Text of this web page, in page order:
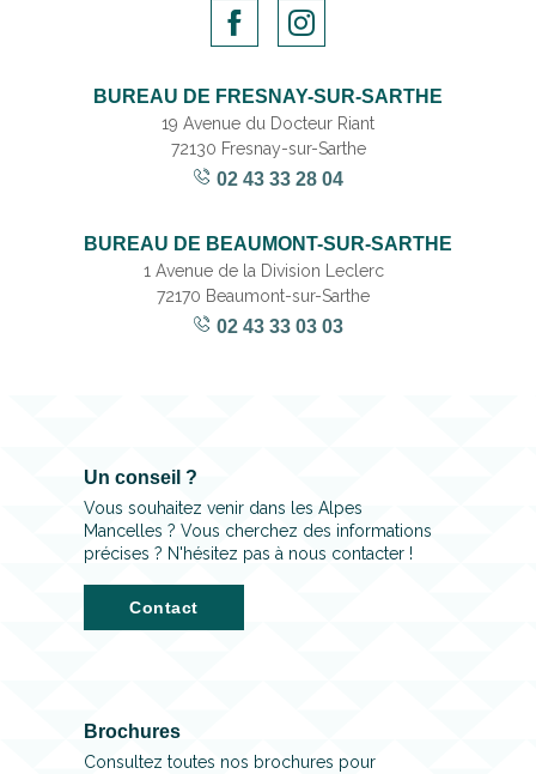
BUREAU DE FRESNAY-SUR-SARTHE
19 Avenue du Docteur Riant
72130 Fresnay-sur-Sarthe
02 43 33 28 04
BUREAU DE BEAUMONT-SUR-SARTHE
1 Avenue de la Division Leclerc
72170 Beaumont-sur-Sarthe
02 43 33 03 03
Un conseil ?
Vous souhaitez venir dans les Alpes
Mancelles ? Vous cherchez des informations
précises ? N'hésitez pas à nous contacter !
Contact
Brochures
Consultez toutes nos brochures pour